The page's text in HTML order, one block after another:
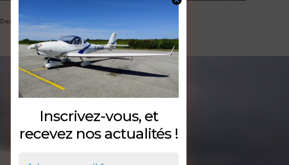
Deauville et son Hippodrome
Inscrivez-vous, et
recevez nos actualités !